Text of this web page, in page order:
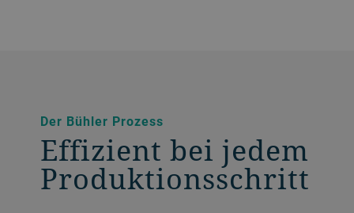
Der Bühler Prozess
Effizient bei jedem
Produktionsschritt